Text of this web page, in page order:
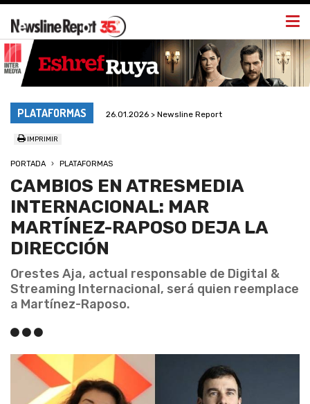
PLATAFORMAS 26.01.2026 > Newsline Report
IMPRIMIR
PORTADA PLATAFORMAS
CAMBIOS EN ATRESMEDIA
INTERNACIONAL: MAR
MARTÍNEZ-RAPOSO DEJA LA
DIRECCIÓN
Orestes Aja, actual responsable de Digital &
Streaming Internacional, será quien reemplace
a Martínez-Raposo.